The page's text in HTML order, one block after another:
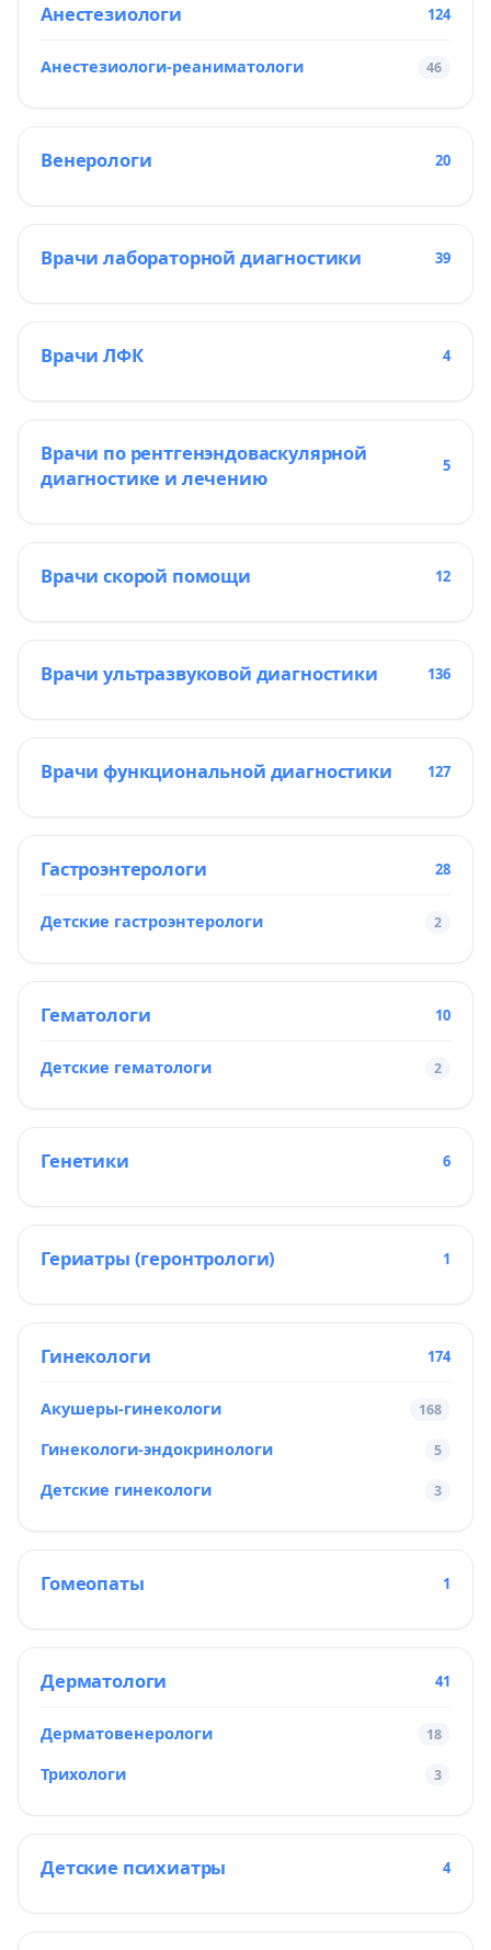
Анестезиологи 124
Анестезиологи-реаниматологи 46
Венерологи 20
Врачи лабораторной диагностики 39
Врачи ЛФК 4
Врачи по рентгенэндоваскулярной
диагностике и лечению
5
Врачи скорой помощи 12
Врачи ультразвуковой диагностики 136
Врачи функциональной диагностики 127
Гастроэнтерологи 28
Детские гастроэнтерологи 2
Гематологи 10
Детские гематологи 2
Генетики 6
Гериатры (геронтрологи) 1
Гинекологи 174
Акушеры-гинекологи 168
Гинекологи-эндокринологи 5
Детские гинекологи 3
Гомеопаты 1
Дерматологи 41
Дерматовенерологи 18
Трихологи 3
Детские психиатры 4